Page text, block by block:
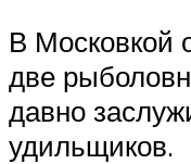
В Московкой
две
давно
удильщиков.